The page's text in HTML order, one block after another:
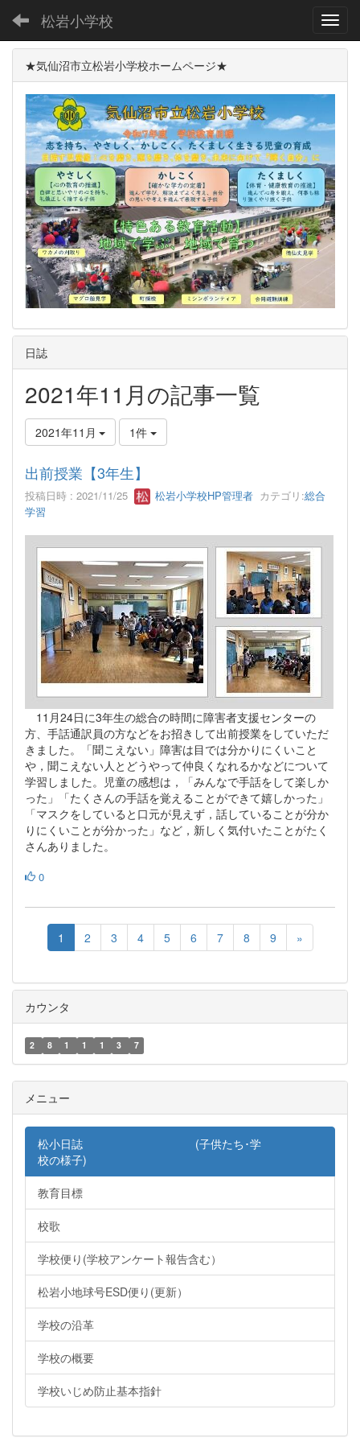
松岩小学校
★気仙沼市立松岩小学校ホームページ★
日誌
2021年11月の記事一覧
2021年11月 1件
出前授業【3年生】
投稿日時 : 2021/11/25 松岩小学校HP管理者 カテゴリ:総合
学習
11月24日に3年生の総合の時間に障害者支援センターの
方、手話通訳員の方などをお招きして出前授業をしていただ
きました。「聞こえない」障害は目では分かりにくいこと
や，聞こえない人とどうやって仲良くなれるかなどについて
学習しました。児童の感想は，「みんなで手話をして楽しか
った」「たくさんの手話を覚えることができて嬉しかった」
「マスクをしていると口元が見えず，話していることが分か
りにくいことが分かった」など，新しく気付いたことがたく
さんありました。
0
1 2 3 4 5 6 7 8 9 »
カウンタ
2 8 1 1 1 3 7
メニュー
松小日誌 (子供たち･学
校の様子)
教育目標
校歌
学校便り(学校アンケート報告含む）
松岩小地球号ESD便り(更新）
学校の沿革
学校の概要
学校いじめ防止基本指針